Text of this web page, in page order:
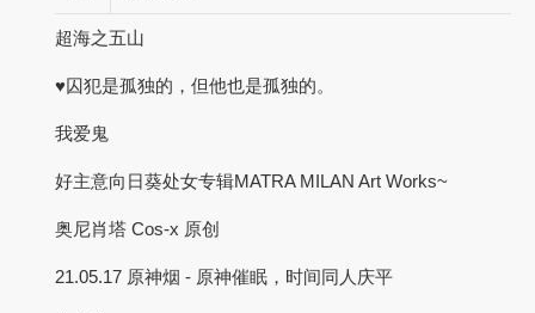
超海之五山
♥囚犯是孤独的，但他也是孤独的。
我爱鬼
好主意向日葵处女专辑MATRA MILAN Art Works~
奥尼肖塔 Cos-x 原创
21.05.17 原神烟 - 原神催眠，时间同人庆平